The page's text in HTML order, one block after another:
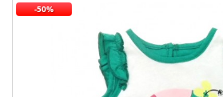
-50%